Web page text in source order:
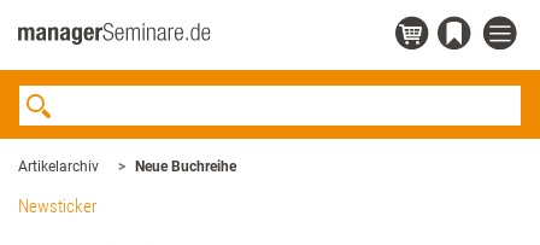
Artikelarchiv Neue Buchreihe
Newsticker